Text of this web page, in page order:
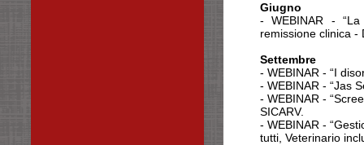
Giugno
- WEBINAR -
remissione clinica -
Settembre
- WEBINAR - “I
- WEBINAR - “Jas
- WEBINAR -
SICARV.
- WEBINAR -
tutti, Veterinario